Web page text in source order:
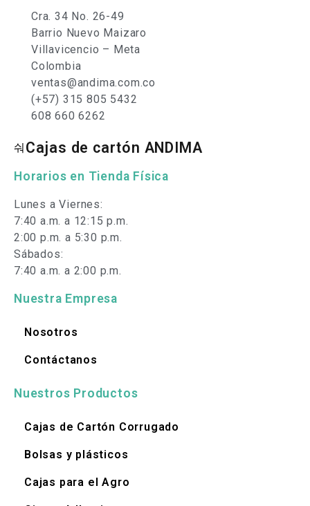
Cra. 34 No. 26-49
Barrio Nuevo Maizaro
Villavicencio – Meta
Colombia
ventas@andima.com.co
(+57) 315 805 5432
608 660 6262
Cajas de cartón ANDIMA
Horarios en Tienda Física
Lunes a Viernes:
7:40 a.m. a 12:15 p.m.
2:00 p.m. a 5:30 p.m.
Sábados:
7:40 a.m. a 2:00 p.m.
Nuestra Empresa
Nosotros
Contáctanos
Nuestros Productos
Cajas de Cartón Corrugado
Bolsas y plásticos
Cajas para el Agro